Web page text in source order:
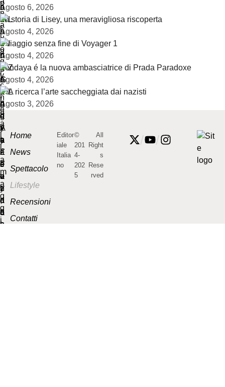
Agosto 6, 2026
La storia di Lisey, una meravigliosa riscoperta
Agosto 4, 2026
Il viaggio senza fine di Voyager 1
Agosto 4, 2026
Zendaya é la nuova ambasciatrice di Prada Paradoxe
Agosto 4, 2026
L’IA ricerca l’arte saccheggiata dai nazisti
Agosto 3, 2026
Home
News
Spettacolo
Lifestyle
Recensioni
Contatti
Editor
iale
Italia
no
©
201
4-
202
5
All
Right
s
Rese
rved